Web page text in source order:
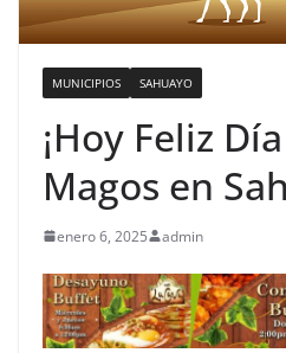
MUNICIPIOS SAHUAYO
¡Hoy Feliz
Magos en
enero 6, 2025 admin